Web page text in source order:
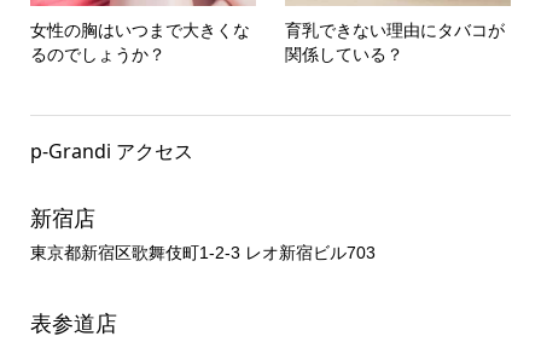
女性の胸はいつまで大きくな
るのでしょうか？
育乳できない理由にタバコが
関係している？
p-Grandi アクセス
新宿店
東京都新宿区歌舞伎町1-2-3 レオ新宿ビル703
表参道店